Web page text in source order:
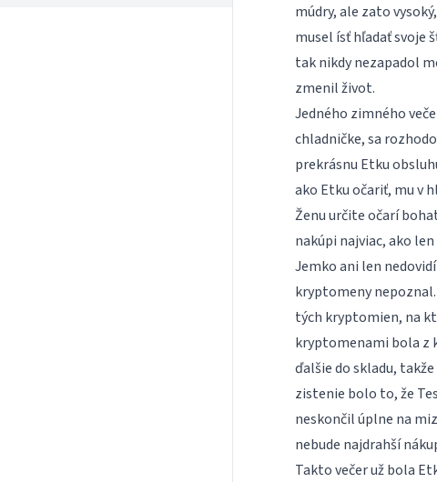
múdry, ale zato
musel ísť hľadať svoje
tak nikdy nezapadol
zmenil život.
Jedného zimného
chladničke, sa
prekrásnu Etku
ako Etku očariť, mu v
Ženu určite očarí
nakúpi najviac, ako
Jemko ani len
kryptomeny
tých kryptomien, na
kryptomenami bola z
ďalšie do skladu,
zistenie bolo to, že
neskončil úplne na
nebude najdrahší
Takto večer už bola